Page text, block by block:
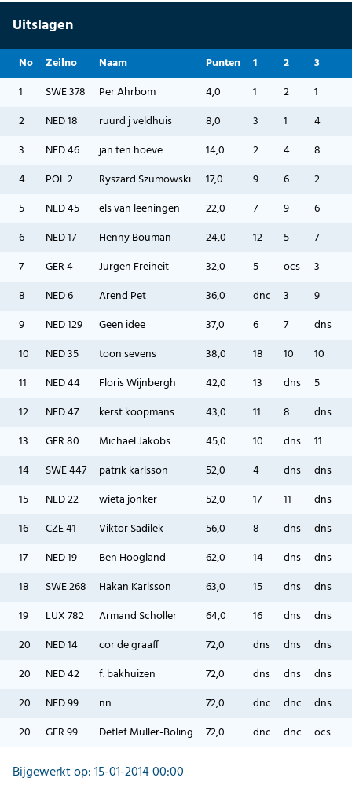
Uitslagen
No Zeilno Naam Punten 1 2
3
1
SWE 378 Per Ahrbom 4,0 1 2
1
2
NED 18 ruurd j veldhuis 8,0 3 1
4
3
NED 46 jan ten hoeve 14,0 2 4
8
4
POL 2 Ryszard Szumowski 17,0 9 6
2
5
NED 45 els van leeningen 22,0 7 9
6
6
NED 17 Henny Bouman 24,0 12 5
7
7
GER 4 Jurgen Freiheit 32,0 5 ocs
3
8
NED 6 Arend Pet 36,0 dnc 3
9
9
NED 129 Geen idee 37,0 6 7
dns
10
NED 35 toon sevens 38,0 18 10
10
11
NED 44 Floris Wijnbergh 42,0 13 dns
5
12
NED 47 kerst koopmans 43,0 11 8
dns
13
GER 80 Michael Jakobs 45,0 10 dns
11
14
SWE 447 patrik karlsson 52,0 4 dns
dns
15
NED 22 wieta jonker 52,0 17 11
dns
16
CZE 41 Viktor Sadilek 56,0 8 dns
dns
17
NED 19 Ben Hoogland 62,0 14 dns
dns
18
SWE 268 Hakan Karlsson 63,0 15 dns
dns
19
LUX 782 Armand Scholler 64,0 16 dns
dns
20
NED 14 cor de graaff 72,0 dns dns
dns
20
NED 42 f. bakhuizen 72,0 dns dns
dns
20
NED 99 nn 72,0 dnc dnc
dns
20
GER 99 Detlef Muller-Boling 72,0 dnc dnc ocs
Bijgewerkt op: 15-01-2014 00:00